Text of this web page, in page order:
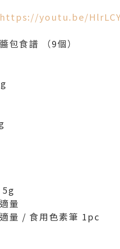
https://youtu.be/
包食譜 （9個）
5g
量
量 / 食用色素筆 1pc